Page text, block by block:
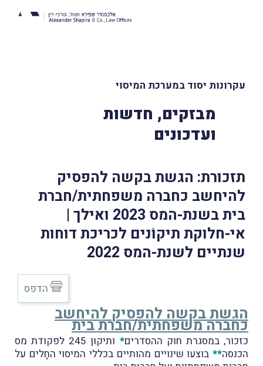
עקרונות יסוד במערכת המיסוי
מבזקים, חדשות
ועדכונים
תזכורת: הגשת בקשה להפסיק
להיחשב כחברה משפחתית/חברת
בית בשנת-המס 2023 ואילך |
אי-חלוקת תיקוֹנים לכריכת דוחות
שנתיים לשנת-המס 2022
הגשת בקשה להפסיק להיחשב
כחברה משפחתית/חברת בית
כזכור, במסגרת חוק ההסדרים*
ותיקון 245 לפקודת מס
הכנסה** בוצעו שינויים מהותיים בכללי המיסוי החָלים על